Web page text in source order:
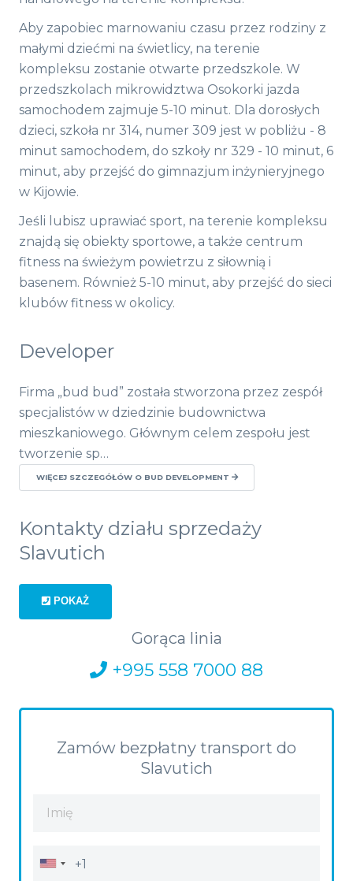
Aby zapobiec marnowaniu czasu przez rodziny z
małymi dziećmi na świetlicy, na terenie
kompleksu zostanie otwarte przedszkole. W
przedszkolach mikrowidztwa Osokorki jazda
samochodem zajmuje 5-10 minut. Dla dorosłych
dzieci, szkoła nr 314, numer 309 jest w pobliżu - 8
minut samochodem, do szkoły nr 329 - 10 minut, 6
minut, aby przejść do gimnazjum inżynieryjnego
w Kijowie.
Jeśli lubisz uprawiać sport, na terenie kompleksu
znajdą się obiekty sportowe, a także centrum
fitness na świeżym powietrzu z siłownią i
basenem. Również 5-10 minut, aby przejść do sieci
klubów fitness w okolicy.
Developer
Firma „bud bud” została stworzona przez zespół
specjalistów w dziedzinie budownictwa
mieszkaniowego. Głównym celem zespołu jest
tworzenie sp…
WIĘCEJ SZCZEGÓŁÓW O BUD DEVELOPMENT
Kontakty działu sprzedaży
Slavutich
POKAŻ
Gorąca linia
+995 558 7000 88
Zamów bezpłatny transport do
Slavutich